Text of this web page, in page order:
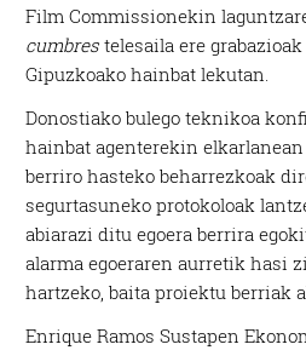
Film Commissionekin
cumbres telesaila ere
Gipuzkoako hainbat lekutan.
Donostiako bulego teknikoa
hainbat agenterekin
berriro hasteko beharrezkoak
segurtasuneko protokoloak
abiarazi ditu egoera berrira
alarma egoeraren aurretik hasi
hartzeko, baita proiektu berriak
Enrique Ramos Sustapen